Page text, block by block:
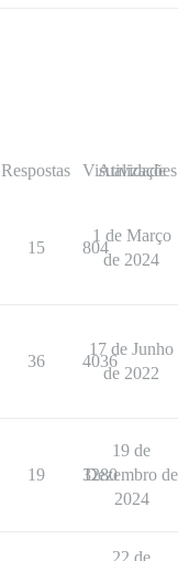
Respostas Visualizações
Atividade
15 804
1 de Março
de 2024
36 4036
17 de Junho
de 2022
19 3280
19 de
Dezembro de
2024
22 de